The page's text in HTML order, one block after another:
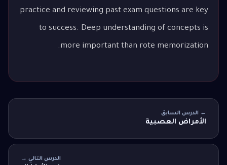
practice and reviewing past exam questions are key
to success. Deep understanding of concepts is
more important than rote memorization.
← الدرس السابق
الأمراض العصبية
الدرس التالي →